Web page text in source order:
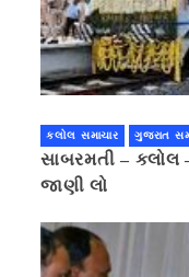
કલોલ સમાચાર ગુજરાત
સાબરમતી – કલોલ
જાણી લો